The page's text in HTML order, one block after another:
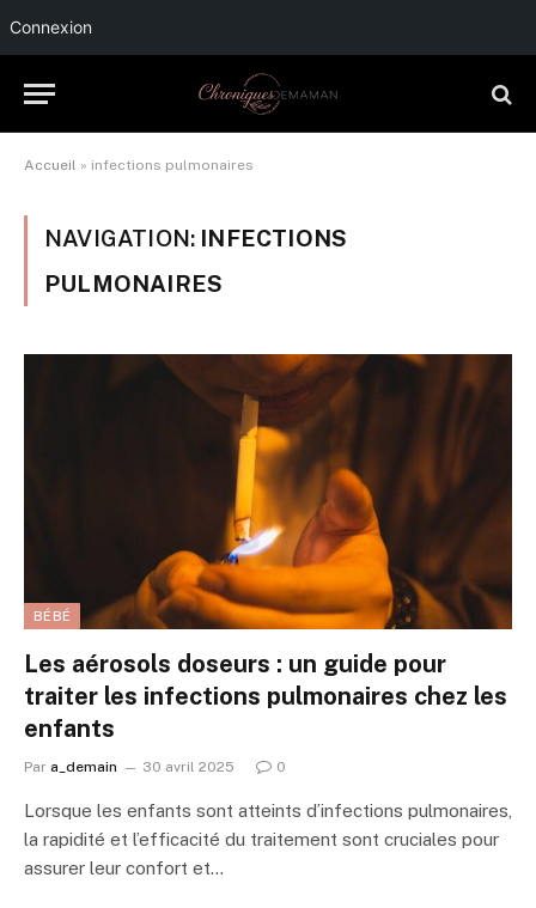
Connexion
Accueil » infections pulmonaires
NAVIGATION: INFECTIONS
PULMONAIRES
BÉBÉ
Les aérosols doseurs : un guide pour
traiter les infections pulmonaires chez les
enfants
Par a_demain 30 avril 2025 0
Lorsque les enfants sont atteints d’infections pulmonaires,
la rapidité et l’efficacité du traitement sont cruciales pour
assurer leur confort et…